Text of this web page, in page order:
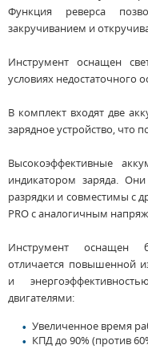
Функция реверса
закручиванием и
Инструмент оснащен
условиях недостаточного
В комплект входят две
зарядное устройство, что
Высокоэффективные
индикатором заряда.
разрядки и совместимы с
PRO с аналогичным
Инструмент оснащен
отличается повышенной
и
двигателями:
Увеличенное время
КПД до 90% (против